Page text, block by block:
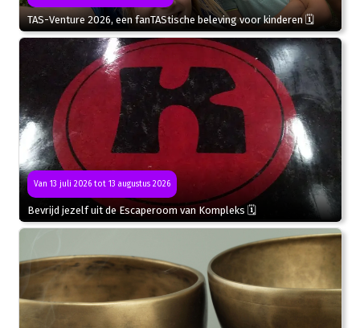
TAS-Venture 2026, een fanTAStische beleving voor kinderen 🗓
Van 13 juli 2026 tot 13 augustus 2026
Bevrijd jezelf uit de Escaperoom van Kompleks 🗓